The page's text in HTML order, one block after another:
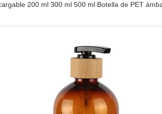
200 ml 300 ml 500 ml Botella de PET